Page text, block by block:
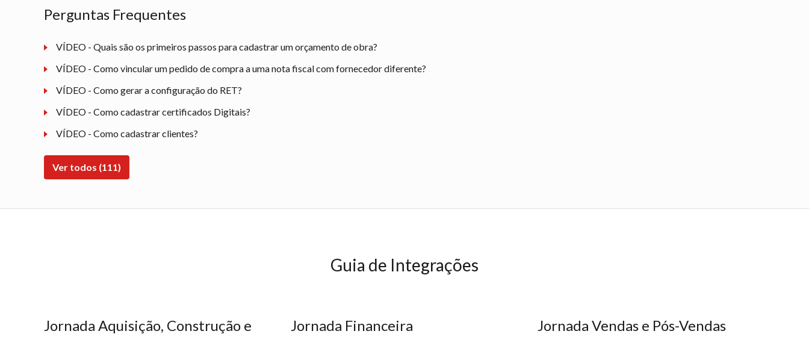
Perguntas Frequentes
VÍDEO - Quais são os primeiros passos para cadastrar um orçamento de obra?
VÍDEO - Como vincular um pedido de compra a uma nota fiscal com fornecedor diferente?
VÍDEO - Como gerar a configuração do RET?
VÍDEO - Como cadastrar certificados Digitais?
VÍDEO - Como cadastrar clientes?
Ver todos (111)
Guia de Integrações
Jornada Aquisição, Construção e
Jornada Financeira Jornada Vendas e Pós-Vendas